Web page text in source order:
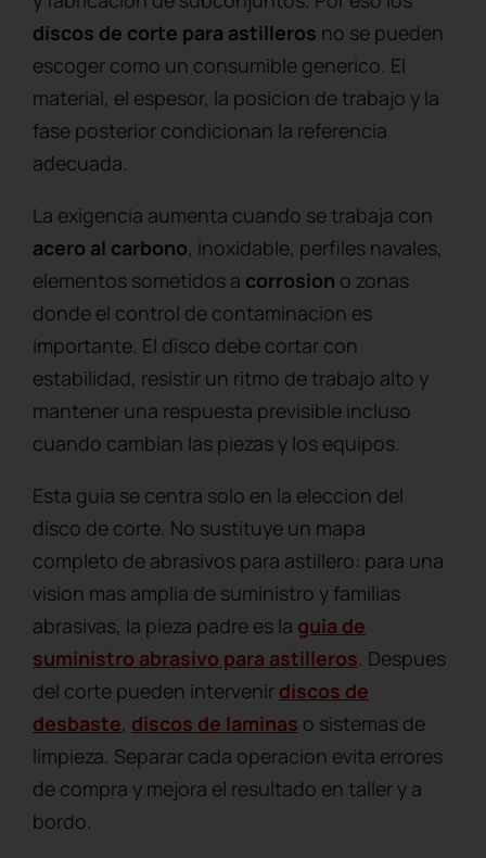
discos de corte para astilleros no se pueden
escoger como un consumible generico. El
material, el espesor, la posicion de trabajo y la
fase posterior condicionan la referencia
adecuada.
La exigencia aumenta cuando se trabaja con
acero al carbono, inoxidable, perfiles navales,
elementos sometidos a corrosion o zonas
donde el control de contaminacion es
importante. El disco debe cortar con
estabilidad, resistir un ritmo de trabajo alto y
mantener una respuesta previsible incluso
cuando cambian las piezas y los equipos.
Esta guia se centra solo en la eleccion del
disco de corte. No sustituye un mapa
completo de abrasivos para astillero: para una
vision mas amplia de suministro y familias
abrasivas, la pieza padre es la guia de
suministro abrasivo para astilleros. Despues
del corte pueden intervenir discos de
desbaste, discos de laminas o sistemas de
limpieza. Separar cada operacion evita errores
de compra y mejora el resultado en taller y a
bordo.